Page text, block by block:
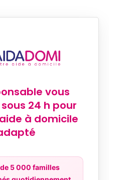
vous
24 h pour
à domicile
5 000 familles